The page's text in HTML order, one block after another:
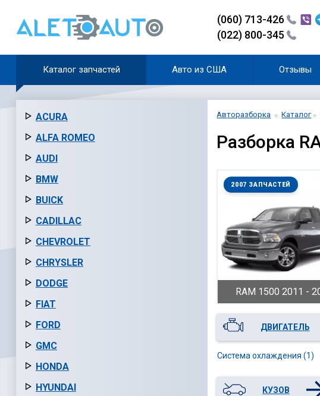
(060) 713-426
(022) 800-345
Каталог запчастей Авто из США Отзывы
ACURA
ALFA ROMEO
AUDI
BMW
BUICK
CADILLAC
CHEVROLET
CHRYSLER
DODGE
FIAT
FORD
GMC
HONDA
HYUNDAI
Авторазборка Каталог
Разборка
RAM 1500 2011 -
2007 ЗАПЧАСТЕЙ
ДВИГАТЕЛЬ
Система охлаждения (1)
КУЗОВ